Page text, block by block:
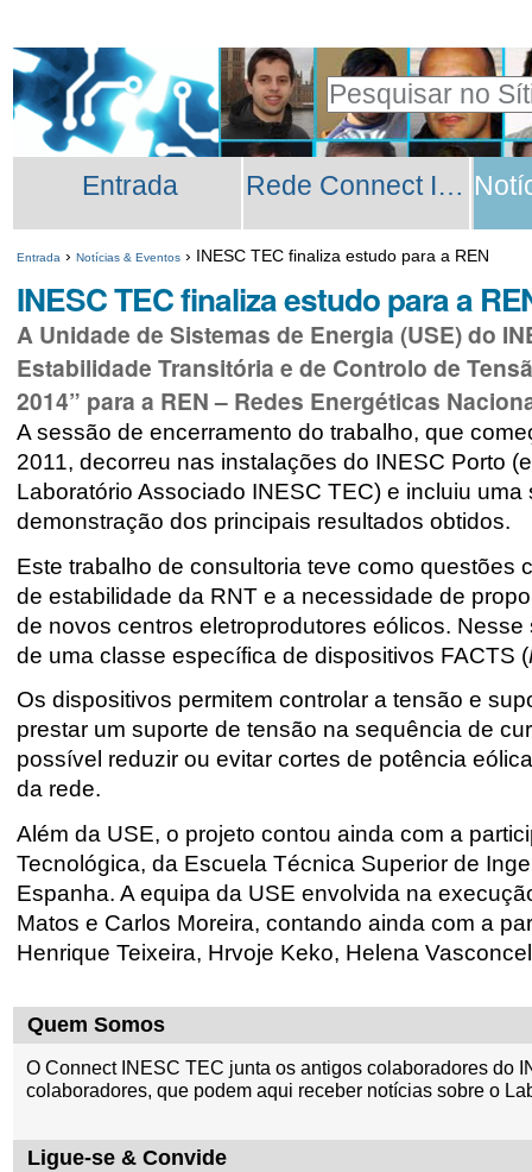
para
o
conteúdo.
para
a
navegação
Pessoais
Pesquisar
Pesquisa
Avançada…
Secções
Entrada Rede Connect INESC TEC
Entrada › Notícias & Eventos › INESC TEC finaliza estudo para a REN
INESC TEC finaliza estudo para a
A Unidade de Sistemas de Energia (USE) do
Estabilidade Transitória e de Controlo de
2014” para a REN – Redes Energéticas
A sessão de encerramento do trabalho, que
2011, decorreu nas instalações do INESC Porto
Laboratório Associado INESC TEC) e incluiu
demonstração dos principais resultados obtidos.
Este trabalho de consultoria teve como questões
de estabilidade da RNT e a necessidade de
de novos centros eletroprodutores eólicos.
de uma classe específica de dispositivos FACTS (
Os dispositivos permitem controlar a tensão e
prestar um suporte de tensão na sequência de
possível reduzir ou evitar cortes de potência
da rede.
Além da USE, o projeto contou ainda com a
Tecnológica, da Escuela Técnica Superior de
Espanha. A equipa da USE envolvida na
Matos e Carlos Moreira, contando ainda com a
Henrique Teixeira, Hrvoje Keko, Helena
Quem Somos
O Connect INESC TEC junta os antigos colaboradores do
colaboradores, que podem aqui receber notícias sobre o
Ligue-se & Convide